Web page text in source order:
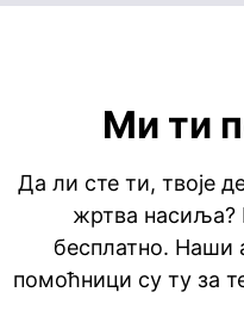
Ми ти
Да ли сте ти, твоје
жртва
бесплатно. Наши
помоћници су ту за